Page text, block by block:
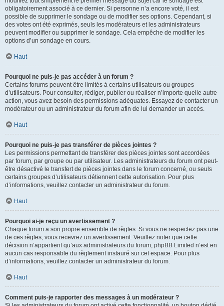
obligatoirement associé à ce dernier. Si personne n’a encore voté, il est
possible de supprimer le sondage ou de modifier ses options. Cependant, si
des votes ont été exprimés, seuls les modérateurs et les administrateurs
peuvent modifier ou supprimer le sondage. Cela empêche de modifier les
options d’un sondage en cours.
Haut
Pourquoi ne puis-je pas accéder à un forum ?
Certains forums peuvent être limités à certains utilisateurs ou groupes
d’utilisateurs. Pour consulter, rédiger, publier ou réaliser n’importe quelle autre
action, vous avez besoin des permissions adéquates. Essayez de contacter un
modérateur ou un administrateur du forum afin de lui demander un accès.
Haut
Pourquoi ne puis-je pas transférer de pièces jointes ?
Les permissions permettant de transférer des pièces jointes sont accordées
par forum, par groupe ou par utilisateur. Les administrateurs du forum ont peut-
être désactivé le transfert de pièces jointes dans le forum concerné, ou seuls
certains groupes d’utilisateurs détiennent cette autorisation. Pour plus
d’informations, veuillez contacter un administrateur du forum.
Haut
Pourquoi ai-je reçu un avertissement ?
Chaque forum a son propre ensemble de règles. Si vous ne respectez pas une
de ces règles, vous recevrez un avertissement. Veuillez noter que cette
décision n’appartient qu’aux administrateurs du forum, phpBB Limited n’est en
aucun cas responsable du règlement instauré sur cet espace. Pour plus
d’informations, veuillez contacter un administrateur du forum.
Haut
Comment puis-je rapporter des messages à un modérateur ?